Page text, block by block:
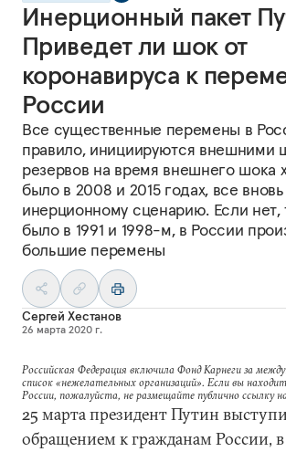
Инерционный пакет
Приведет ли шок от
коронавируса к
России
Все существенные перемены в
правило, инициируются внешними
резервов на время внешнего шока
было в 2008 и 2015 годах, все
инерционному сценарию. Если нет,
было в 1991 и 1998-м, в России
большие перемены
Сергей Хестанов
26 марта 2020 г.
Российская Федерация включила Фонд Карнеги за
список «нежелательных организаций». Если вы
России, пожалуйста, не размещайте публично ссылку
25 марта президент Путин
обращением к гражданам России,